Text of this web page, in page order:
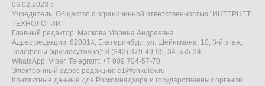
06.02.2023 г.
Учредитель: Общество с ограниченной ответственностью "ИНТЕРНЕТ
ТЕХНОЛОГИИ"
Главный редактор: Малкова Марина Андреевна
Адрес редакции: 620014, Екатеринбург, ул. Шейнкмана, 10, 3-й этаж,
Телефоны (круглосуточно): 8 (343) 379-49-95, 34-555-34,
WhatsApp, Viber, Telegram: +7 909 704-57-70
Электронный адрес редакции: e1@shkulev.ru
Контактные данные для Роскомнадзора и государственных органов: